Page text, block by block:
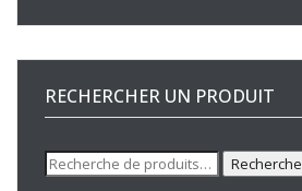
RECHERCHER UN PRODUIT
Recherche
pour :
Recherche